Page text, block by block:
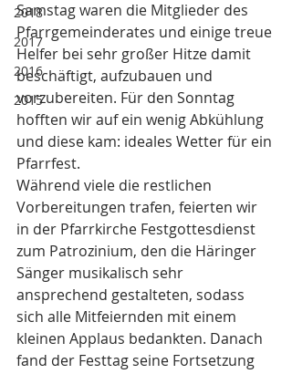
2018
2017
2016
2015
Samstag waren die Mitglieder des
Pfarrgemeinderates und einige treue
Helfer bei sehr großer Hitze damit
beschäftigt, aufzubauen und
vorzubereiten. Für den Sonntag
hofften wir auf ein wenig Abkühlung
und diese kam: ideales Wetter für ein
Pfarrfest.
Während viele die restlichen
Vorbereitungen trafen, feierten wir
in der Pfarrkirche Festgottesdienst
zum Patrozinium, den die Häringer
Sänger musikalisch sehr
ansprechend gestalteten, sodass
sich alle Mitfeiernden mit einem
kleinen Applaus bedankten. Danach
fand der Festtag seine Fortsetzung